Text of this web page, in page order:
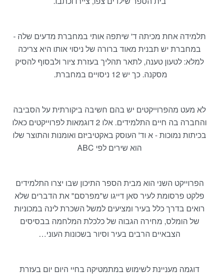
תלמידה אחת מכיתה ד' שיתפה אותי במחברת מדעים שלה -
במחברת יש תבנית מאוד ברורה של ניסוי אותו היא צריכה
למלא: לטעון טענה, לתאר תהליך בעזרת ציור ולבסוף להסיק
מסקנה. כך יש 12 ניסויים במחברת.
לא מעט מהפרוייקטים יש בהם חשיבה ביקורתית על הסביבה
והחברה בה חיים התלמידים. אלו 2 דוגמאות לפרוייקטים כאלו
בכיתות נמוכות - א וד' העוסק באקטיביזם ואומנות והתוצר שלו
הוא שירים לפי ABC
הפרוייקט השני הוא מבית הספר התיכון שבו יצרו התלמידים
פלקט פרסומת לעיר סאן דייגו ש"מפרסם" את הדברים שלא
רואים בדרך כלל בעיר ומציעים למשל השכרת לינה במכוניות
של הומלס, מחירה הגבוה של כלכלת המלחמה בבסיסים
הצבאיים הרבים בעיר וסיור בשכונות העוני…
דוגמה מעניינת לשימוש במתמטיקה בחיי היום יום בעזרת